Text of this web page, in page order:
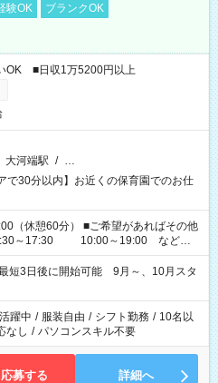
験OK
ブランクOK
OK ■日収1万5200円以上
大河端駅 / …
で30分以内】お近くの保育園でのお仕
■ご希望があればその他
8:30～17:30 10:00～19:00 など
たい」 「余裕を持って夕飯の準備がし
したくない」 など、ご希望があれば教
のお仕事の勤務時間。 合計で週40時
きません
短3日後に開始可能 9月～、10月スタ
躍中 / 服装自由 / シフト勤務 / 10名以
なし / パソコンスキル不要
応募する 詳細へ